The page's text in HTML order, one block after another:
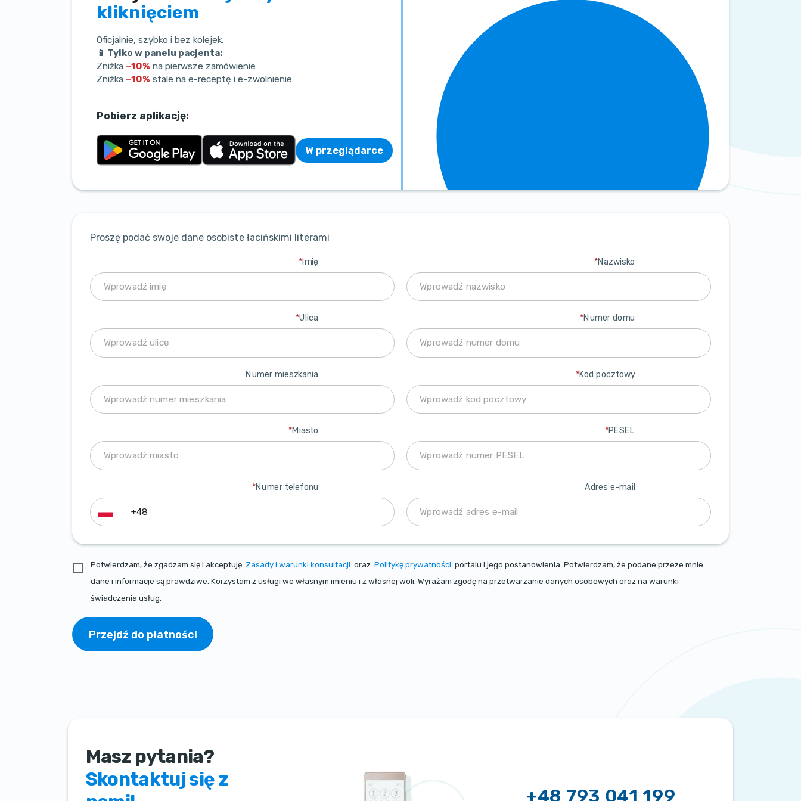
kliknięciem
Oficjalnie, szybko i bez kolejek.
📱 Tylko w panelu pacjenta:
Zniżka –10% na pierwsze zamówienie
Zniżka –10% stale na e-receptę i e-zwolnienie
Pobierz aplikację:
W przeglądarce
Proszę podać swoje dane osobiste łacińskimi literami
Imię
* Nazwisko
*
Ulica
* Numer domu
*
Numer mieszkania Kod pocztowy
*
Miasto
* PESEL
*
Numer telefonu
* Adres e-mail
Potwierdzam, że zgadzam się i akceptuję Zasady i warunki konsultacji oraz Politykę prywatności portalu i jego postanowienia. Potwierdzam, że podane przeze mnie
dane i informacje są prawdziwe. Korzystam z usługi we własnym imieniu i z własnej woli. Wyrażam zgodę na przetwarzanie danych osobowych oraz na warunki
świadczenia usług.
Przejdź do płatności
Masz pytania?
Skontaktuj się z
+48 793 041 199